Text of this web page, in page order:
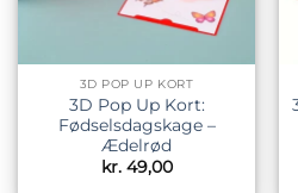
3D POP UP KORT
3D Pop Up Kort:
Fødselsdagskage –
Ædelrød
kr.49,00